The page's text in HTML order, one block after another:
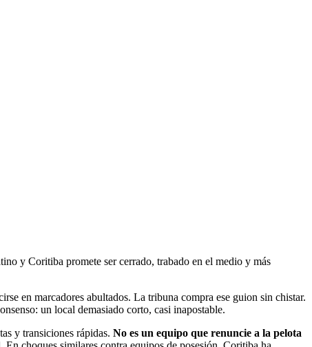
y Coritiba promete ser cerrado, trabado en el medio y más
en marcadores abultados. La tribuna compra ese guion sin chistar.
un local demasiado corto, casi inapostable.
y transiciones rápidas. No es un equipo que renuncie a la pelota